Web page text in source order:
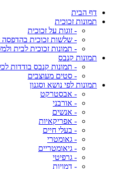
דף הבית
תמונות זכוכית
- זוגות על זכוכית
- שלשות זכוכית בהדפסה
- תמונות זכוכית לבית
תמונות קנבס
- תמונות קנבס בודדות
- סטים מעוצבים
תמונות לפי נושא וסגנון
- אבסטרקט
- אורבני
- אנשים
- אפריקאיות
- בעלי חיים
- גאומטרי
- גיאומטריים
- גרפיטי
- דמויות